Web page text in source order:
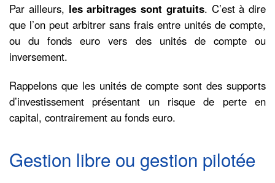
Par ailleurs, les arbitrages sont gratuits. C’est à dire
que l’on peut arbitrer sans frais entre unités de compte,
ou du fonds euro vers des unités de compte ou
inversement.
Rappelons que les unités de compte sont des supports
d’investissement présentant un risque de perte en
capital, contrairement au fonds euro.
Gestion libre ou gestion pilotée